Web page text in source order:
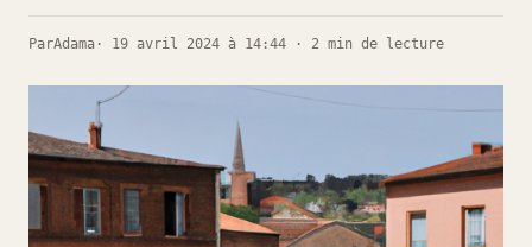
ParAdama · 19 avril 2024 à 14:44 · 2 min de lecture